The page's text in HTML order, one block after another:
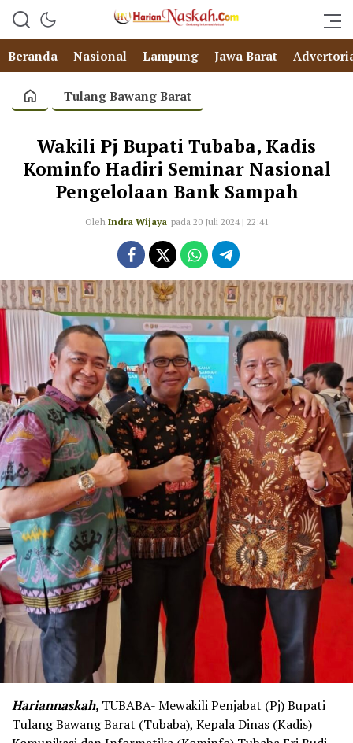
Beranda Nasional Lampung Jawa Barat
Tulang Bawang Barat
Wakili Pj Bupati Tubaba, Kadis
Kominfo Hadiri Seminar Nasional
Pengelolaan Bank Sampah
Oleh Indra Wijaya pada 20 Juli 2024 | 22:41
Hariannaskah, TUBABA- Mewakili Penjabat (Pj) Bupati
Tulang Bawang Barat (Tubaba), Kepala Dinas (Kadis)